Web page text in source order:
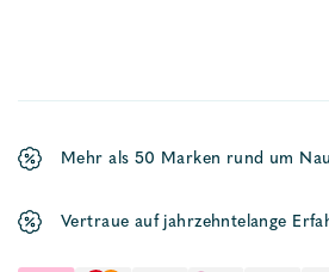
Mehr als 50 Marken rund um
Vertraue auf jahrzehntelange